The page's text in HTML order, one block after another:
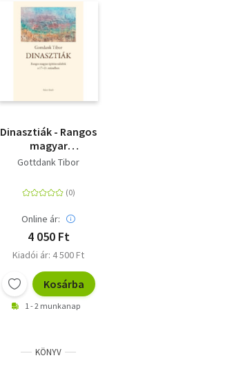
Dinasztiák - Rangos
magyar
építészcsaládok a 17-
Gottdank Tibor
Online ár:
4 050 Ft
Kiadói ár: 4 500 Ft
Kosárba
1 - 2 munkanap
KÖNYV